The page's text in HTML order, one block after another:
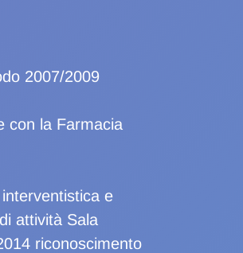
2007/2009
con la Farmacia
e
attività Sala
riconoscimento